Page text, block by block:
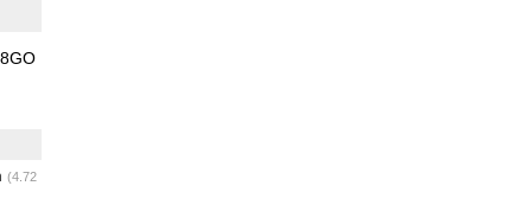
8GO
(4.72